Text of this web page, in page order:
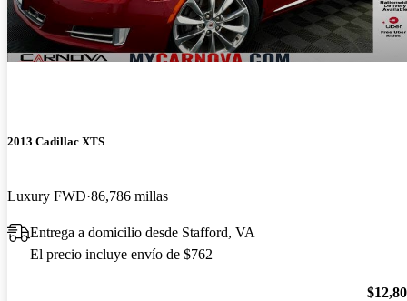
2013 Cadillac XTS
Luxury FWD 86,786 millas
Entrega a domicilio desde Stafford, VA
El precio incluye envío de $762